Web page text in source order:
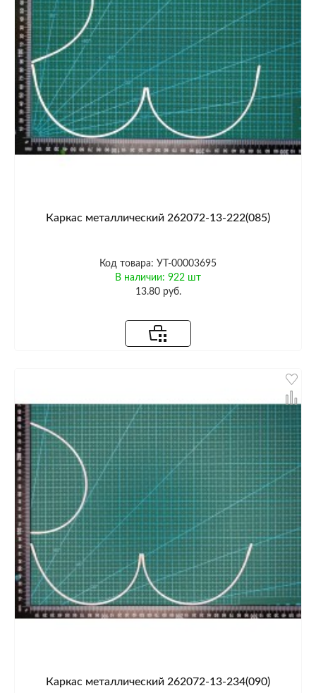
Каркас металлический 262072-13-222(085)
Код товара: УТ-00003695
В наличии: 922 шт
13.80 руб.
Каркас металлический 262072-13-234(090)